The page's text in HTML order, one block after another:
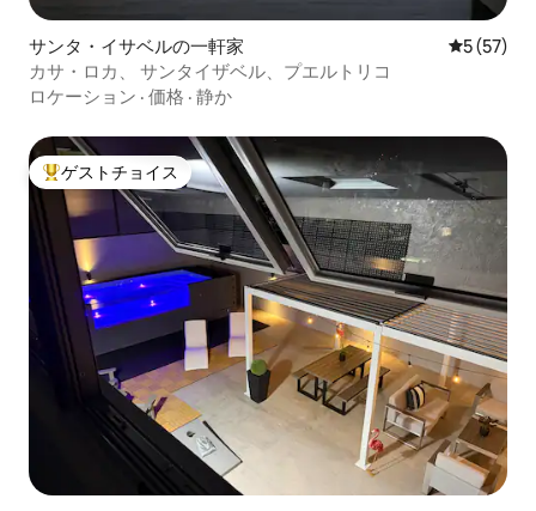
サンタ・イサベルの一軒家 レビュー
5 (57)
カサ・ロカ、 サンタイザベル、プエルトリコ
ロケーション · 価格 · 静か
大好評のゲストチョイスです。
ゲストチョイス